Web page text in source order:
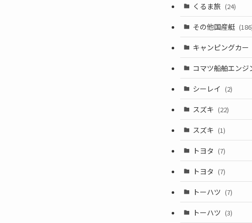
くるま旅 (24)
その他国産艇
キャンピングカー
コマツ船舶エンジ
シーレイ (2)
スズキ (22)
スズキ (1)
トヨタ (7)
トヨタ (7)
トーハツ (7)
トーハツ (3)